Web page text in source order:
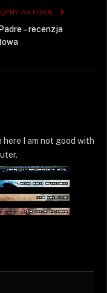
ARTYKUŁ
– recenzja
here I am not good with